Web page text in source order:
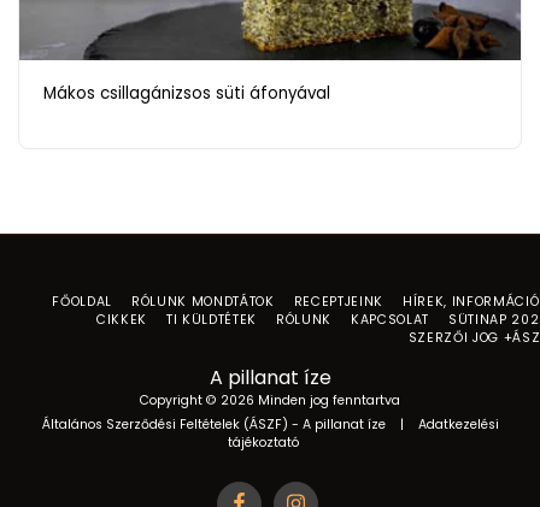
Mákos csillagánizsos süti áfonyával
A pillanat íze
Copyright © 2026 Minden jog fenntartva
Általános Szerződési Feltételek (ÁSZF) - A pillanat íze| Adatkezelési
tájékoztató
FŐOLDAL RÓLUNK MONDTÁTOK RECEPTJEINK
HÍREK,
CIKKEK
TI KÜLDTÉTEK RÓLUNK KAPCSOLAT
SÜTINAP
SZERZŐI JOG